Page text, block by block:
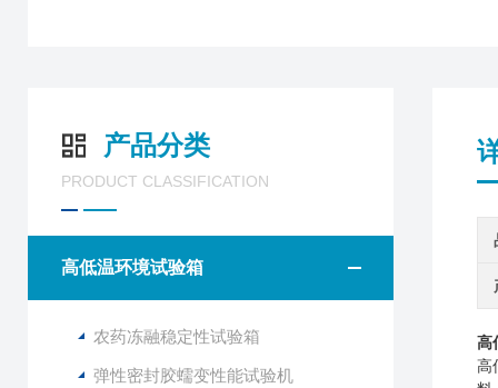
产品分类
PRODUCT CLASSIFICATION
高低温环境试验箱
农药冻融稳定性试验箱
弹性密封胶蠕变性能试验机
高
高